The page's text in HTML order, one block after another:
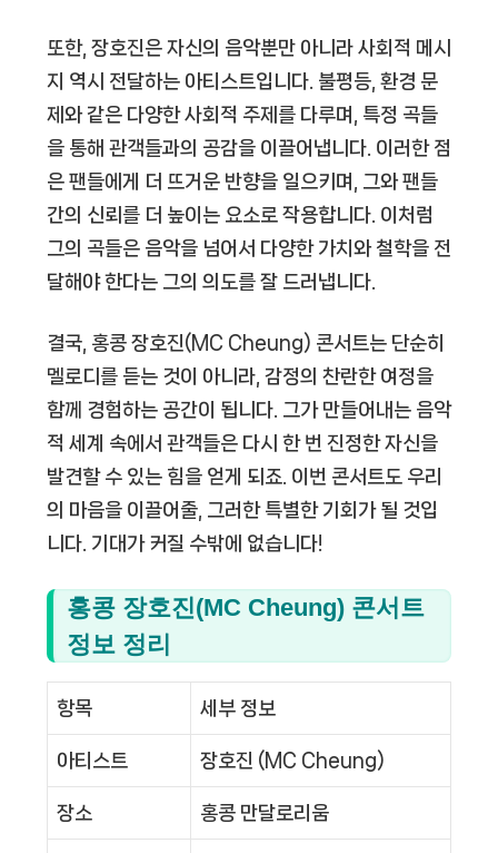
또한, 장호진은 자신의 음악뿐만 아니라 사회적 메시
지 역시 전달하는 아티스트입니다. 불평등, 환경 문
제와 같은 다양한 사회적 주제를 다루며, 특정 곡들
을 통해 관객들과의 공감을 이끌어냅니다. 이러한 점
은 팬들에게 더 뜨거운 반향을 일으키며, 그와 팬들
간의 신뢰를 더 높이는 요소로 작용합니다. 이처럼
그의 곡들은 음악을 넘어서 다양한 가치와 철학을 전
달해야 한다는 그의 의도를 잘 드러냅니다.
결국, 홍콩 장호진(MC Cheung) 콘서트는 단순히
멜로디를 듣는 것이 아니라, 감정의 찬란한 여정을
함께 경험하는 공간이 됩니다. 그가 만들어내는 음악
적 세계 속에서 관객들은 다시 한 번 진정한 자신을
발견할 수 있는 힘을 얻게 되죠. 이번 콘서트도 우리
의 마음을 이끌어줄, 그러한 특별한 기회가 될 것입
니다. 기대가 커질 수밖에 없습니다!
홍콩 장호진(MC Cheung) 콘서트
정보 정리
항목 세부 정보
아티스트 장호진 (MC Cheung)
장소 홍콩 만달로리움